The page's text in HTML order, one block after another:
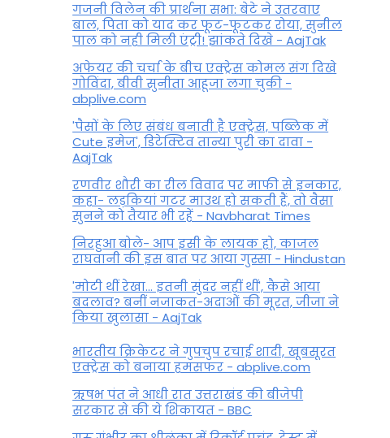
गजनी विलेन की प्रार्थना सभा: बेटे ने उतरवाए
बाल, पिता को याद कर फूट-फूटकर रोया, सुनील
पाल को नही मिली एंट्री! झांकते दिखे - AajTak
अफेयर की चर्चा के बीच एक्ट्रेस कोमल संग दिखे
गोविंदा, बीवी सुनीता आहूजा लगा चुकी -
abplive.com
'पैसों के लिए संबंध बनाती है एक्ट्रेस, पब्लिक में
Cute इमेज', डिटेक्टिव तान्या पुरी का दावा -
AajTak
रणवीर शौरी का रील विवाद पर माफी से इनकार,
कहा- लड़कियां गटर माउथ हो सकती हैं, तो वैसा
सुनने को तैयार भी रहें - Navbharat Times
निरहुआ बोले- आप इसी के लायक हो, काजल
राघवानी की इस बात पर आया गुस्सा - Hindustan
'मोटी थीं रेखा... इतनी सुंदर नहीं थीं', कैसे आया
बदलाव? बनीं नजाकत-अदाओं की मूरत, जीजा ने
किया खुलासा - AajTak
भारतीय क्रिकेटर ने गुपचुप रचाई शादी, खूबसूरत
एक्ट्रेस को बनाया हमसफर - abplive.com
ऋषभ पंत ने आधी रात उत्तराखंड की बीजेपी
सरकार से की ये शिकायत - BBC